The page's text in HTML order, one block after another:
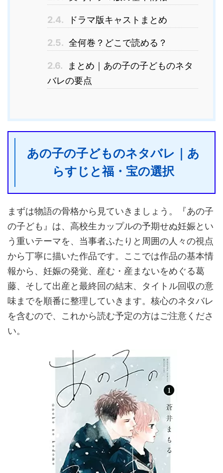
2.4. ドラマ版キャストまとめ
2.5. 全何巻？どこで読める？
2.6.
まとめ｜あの子の子どものネタ
バレの要点
あの子の子どものネタバレ｜あ
らすじと福・宝の選択
まずは物語の骨格から見ていきましょう。『あの子
の子ども』は、高校生カップルの予期せぬ妊娠とい
う重いテーマを、当事者ふたりと周囲の人々の視点
から丁寧に描いた作品です。ここでは作品の基本情
報から、妊娠の発覚、産む・産まないをめぐる葛
藤、そして出産と最終回の結末、タイトル回収の意
味までを順番に整理していきます。核心のネタバレ
を含むので、これから読む予定の方はご注意くださ
い。